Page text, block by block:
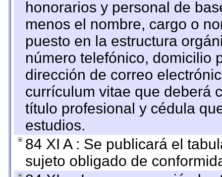
honorarios y personal de
menos el nombre, cargo o
puesto en la estructura
número telefónico, domicilio
dirección de correo
currículum vitae que deberá
título profesional y cédula
estudios.
84 XI A : Se publicará el
sujeto obligado de